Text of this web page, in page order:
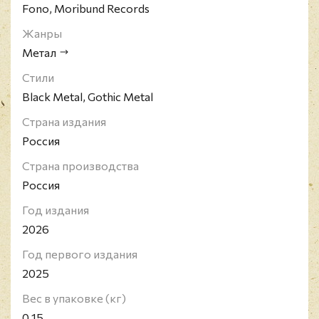
Fono, Moribund Records
Жанры
Метал
Стили
Black Metal, Gothic Metal
Страна издания
Россия
Страна производства
Россия
Год издания
2026
Год первого издания
2025
Вес в упаковке (кг)